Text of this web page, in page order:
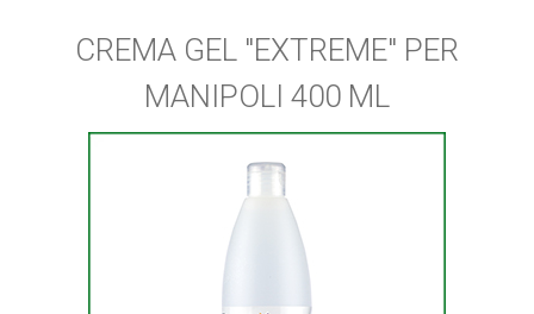
CREMA GEL "EXTREME" PER
MANIPOLI 400 ML